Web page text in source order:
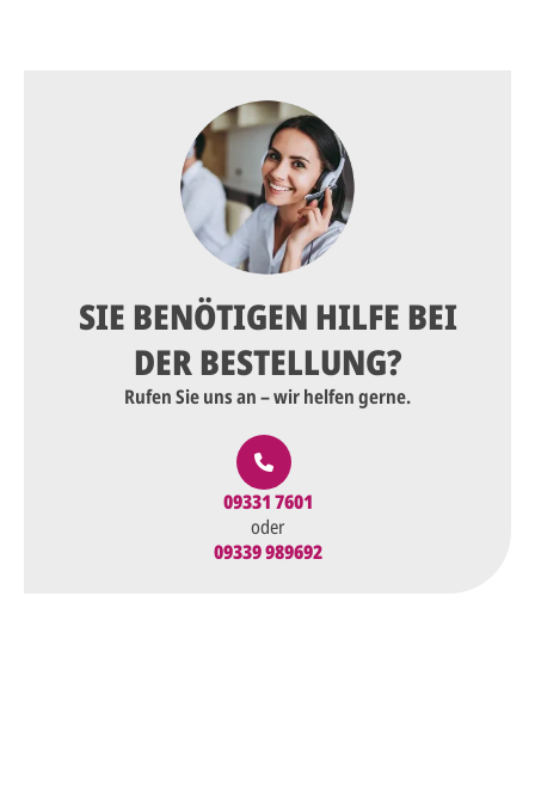
SIE BENÖTIGEN HILFE BEI
DER BESTELLUNG?
Rufen Sie uns an – wir helfen gerne.
09331 7601
oder
09339 989692